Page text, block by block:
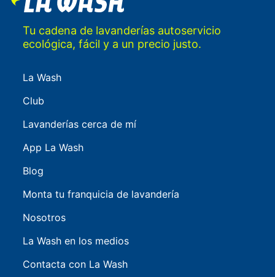
Tu cadena de lavanderías autoservicio
ecológica, fácil y a un precio justo.
La Wash
Club
Lavanderías cerca de mí
App La Wash
Blog
Monta tu franquicia de lavandería
Nosotros
La Wash en los medios
Contacta con La Wash